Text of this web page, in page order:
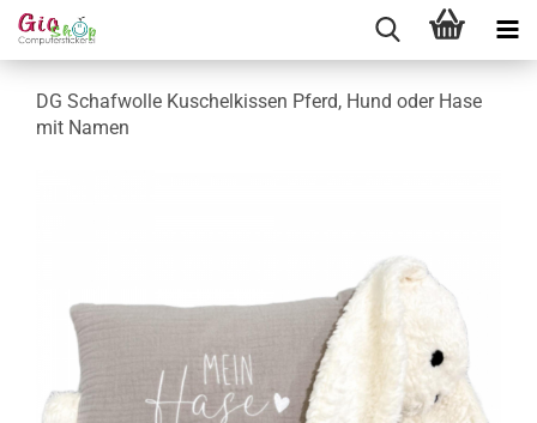
DG Schafwolle Kuschelkissen Pferd, Hund oder Hase
mit Namen